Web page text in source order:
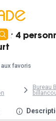
4
favoris
Bureau